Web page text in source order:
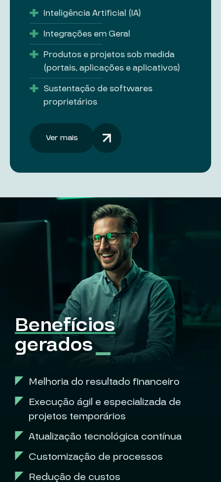
Inteligência Artificial (IA)
Integrações em Geral
Produtos e projetos sob medida
(portais, aplicações e aplicativos)
Sustentação de softwares
proprietários
Ver mais
Benefícios
gerados
Melhoria do resultado financeiro
Execução ágil e especializada de
projetos temporários
Atualização tecnológica contínua
⁠Customização de processos
Redução de custos